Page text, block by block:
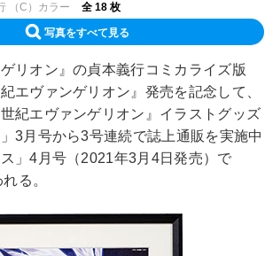
（C）カラー
全 18 枚
写真をすべて見る
ゲリオン』の貞本義行コミカライズ版
エヴァンゲリオン』発売を記念して、
紀エヴァンゲリオン』イラストグッズ
3月号から3号連続で誌上通販を実施中
」4月号（2021年3月4日発売）で
る。